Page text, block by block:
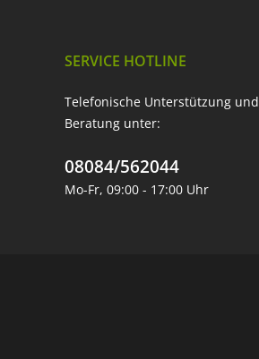
SERVICE HOTLINE
Telefonische Unterstützung und
Beratung unter:
08084/562044
Mo-Fr, 09:00 - 17:00 Uhr